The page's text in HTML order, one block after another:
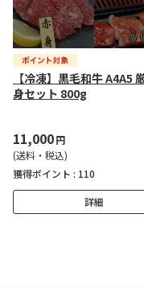
【冷凍】黒毛和牛 A4A5
身セット 800g
11,000円
(送料・税込)
獲得ポイント : 110
詳細